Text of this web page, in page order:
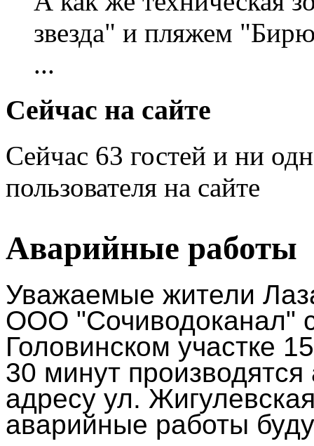
звезда" и пляжем
...
Сейчас на сайте
Сейчас 63 гостей и ни
пользователя на сайте
Аварийные работы
Уважаемые жители
ООО "Сочиводоканал"
Головинском участке
30 минут
адресу ул.
аварийные работы